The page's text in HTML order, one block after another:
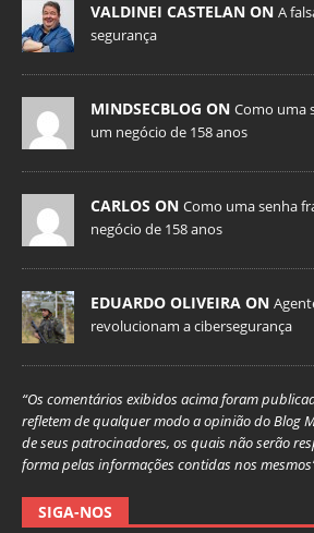
VALDINEI CASTELAN ON A
segurança
MINDSECBLOG ON Como uma
um negócio de 158 anos
CARLOS ON Como uma senha
negócio de 158 anos
EDUARDO OLIVEIRA ON
revolucionam a cibersegurança
“Os comentários exibidos acima foram
refletem de qualquer modo a opinião do Blog
de seus patrocinadores, os quais não serão
forma pelas informações contidas nos
SIGA-NOS